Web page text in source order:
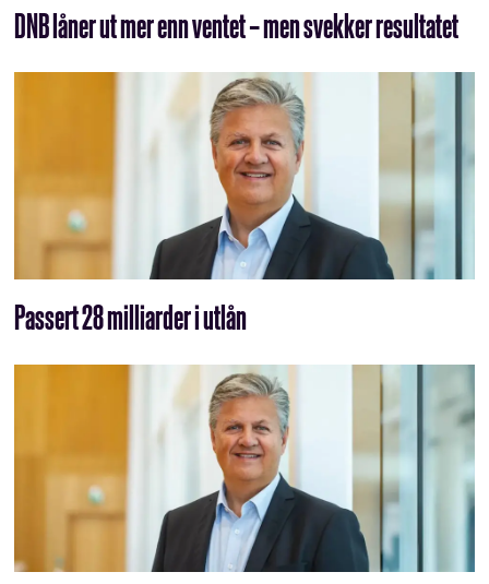
DNB låner ut mer enn ventet – men svekker resultatet
Passert 28 milliarder i utlån